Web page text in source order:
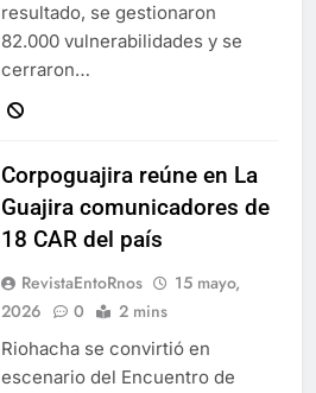
resultado, se gestionaron
82.000 vulnerabilidades y se
cerraron…
Corpoguajira reúne en La
Guajira comunicadores de
18 CAR del país
RevistaEntoRnos
15 mayo,
2026
0 2 mins
Riohacha se convirtió en
escenario del Encuentro de